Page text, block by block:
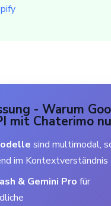
- Warum
mit Chaterimo
sind multimodal,
im Kontextverständnis
& Gemini Pro für